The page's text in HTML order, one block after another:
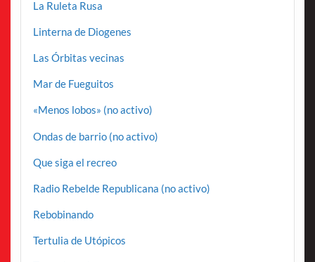
La Ruleta Rusa
Linterna de Diogenes
Las Órbitas vecinas
Mar de Fueguitos
«Menos lobos» (no activo)
Ondas de barrio (no activo)
Que siga el recreo
Radio Rebelde Republicana (no activo)
Rebobinando
Tertulia de Utópicos